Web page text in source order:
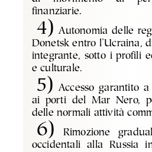
finanziarie.
4) Autonomia delle
Donetsk entro l’Ucraina,
integrante, sotto i profili
e culturale.
5) Accesso garantito
ai porti del Mar Nero,
delle normali attività
6)
Rimozione
occidentali alla Russia